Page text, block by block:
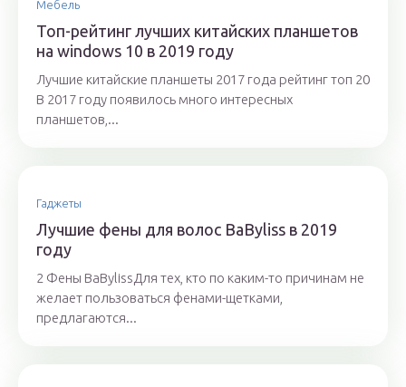
Мебель
Топ-рейтинг лучших китайских планшетов
на windows 10 в 2019 году
Лучшие китайские планшеты 2017 года рейтинг топ 20
В 2017 году появилось много интересных
планшетов,...
Гаджеты
Лучшие фены для волос BaByliss в 2019
году
2 Фены BaBylissДля тех, кто по каким-то причинам не
желает пользоваться фенами-щетками,
предлагаются...